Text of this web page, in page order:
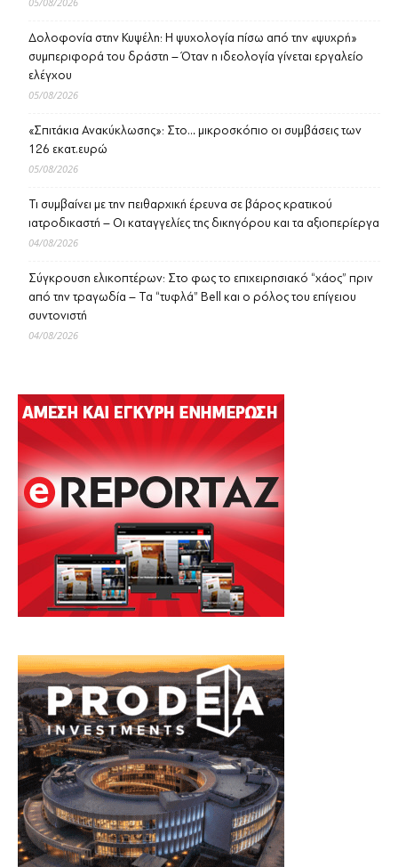
Δολοφονία στην Κυψέλη: Η ψυχολογία πίσω από την «ψυχρή»
συμπεριφορά του δράστη – Όταν η ιδεολογία γίνεται εργαλείο
ελέγχου
05/08/2026
«Σπιτάκια Ανακύκλωσης»: Στο… μικροσκόπιο οι συμβάσεις των
126 εκατ.ευρώ
05/08/2026
Τι συμβαίνει με την πειθαρχική έρευνα σε βάρος κρατικού
ιατροδικαστή – Οι καταγγελίες της δικηγόρου και τα αξιοπερίεργα
04/08/2026
Σύγκρουση ελικοπτέρων: Στο φως το επιχειρησιακό “χάος” πριν
από την τραγωδία – Τα “τυφλά” Bell και ο ρόλος του επίγειου
συντονιστή
04/08/2026